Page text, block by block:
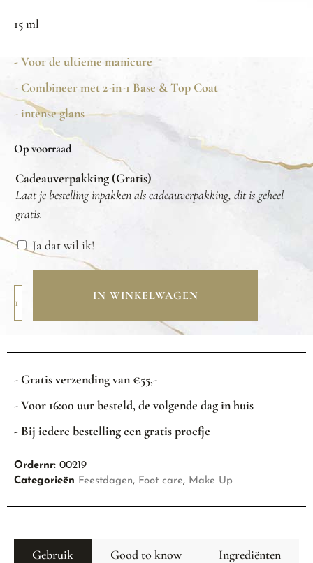
15 ml
- Voor de ultieme manicure
- Combineer met 2-in-1 Base & Top Coat
- intense glans
Op voorraad
Cadeauverpakking (Gratis)
Laat je bestelling inpakken als cadeauverpakking, dit is geheel
gratis.
Ja dat wil ik!
IN WINKELWAGEN
- Gratis verzending van €55,-
- Voor 16:00 uur besteld, de volgende dag in huis
- Bij iedere bestelling een gratis proefje
Ordernr: 00219
Categorieën Feestdagen, Foot care, Make Up
Gebruik Good to know Ingrediënten